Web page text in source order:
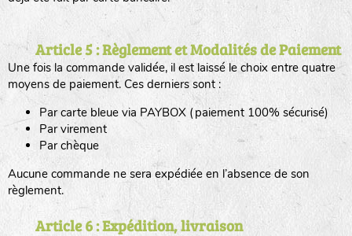
Article 5 : Règlement et Modalités de Paiement
Une fois la commande validée, il est laissé le choix entre quatre
moyens de paiement. Ces derniers sont :
Par carte bleue via PAYBOX (paiement 100% sécurisé)
Par virement
Par chèque
Aucune commande ne sera expédiée en l’absence de son
règlement.
Article 6 : Expédition, livraison